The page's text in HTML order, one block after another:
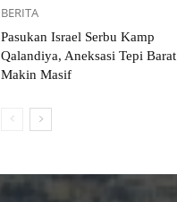
BERITA
Pasukan Israel Serbu Kamp
Qalandiya, Aneksasi Tepi Barat
Makin Masif